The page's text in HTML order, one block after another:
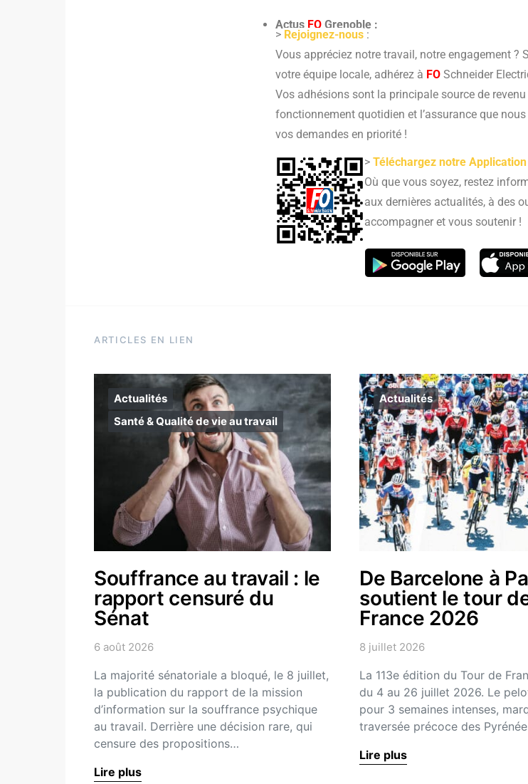
Actus FO Grenoble :
> Rejoignez-nous :
Vous appréciez notre travail, notre engagement ?
votre équipe locale, adhérez à FO Schneider
Vos adhésions sont la principale source de
fonctionnement quotidien et l’assurance que
vos demandes en priorité !
> Téléchargez notre
Où que vous soyez, restez
aux dernières actualités, à des
accompagner et vous soutenir !
ARTICLES EN LIEN
Actualités
Santé & Qualité de vie au travail
Souffrance au travail : le
rapport censuré du
Sénat
6 août 2026
La majorité sénatoriale a bloqué, le 8 juillet,
la publication du rapport de la mission
d’information sur la souffrance psychique
au travail. Derrière une décision rare, qui
censure des propositions…
Lire plus
Actualités
De Barcelone à
soutient le tour
France 2026
8 juillet 2026
La 113e édition du Tour de
du 4 au 26 juillet 2026. Le
pour 3 semaines intenses,
traversée précoce des
Lire plus